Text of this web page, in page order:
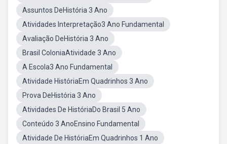
Assuntos DeHistória 3 Ano
Atividades Interpretação3 Ano Fundamental
Avaliação DeHistória 3 Ano
Brasil ColoniaAtividade 3 Ano
A Escola3 Ano Fundamental
Atividade HistóriaEm Quadrinhos 3 Ano
Prova DeHistória 3 Ano
Atividades De HistóriaDo Brasil 5 Ano
Conteúdo 3 AnoEnsino Fundamental
Atividade De HistóriaEm Quadrinhos 1 Ano